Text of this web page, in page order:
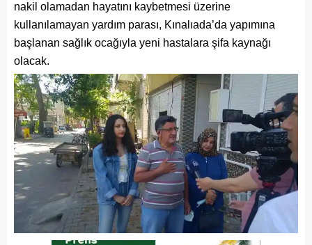
nakil olamadan hayatını kaybetmesi üzerine
kullanılamayan yardım parası, Kınalıada’da yapımına
başlanan sağlık ocağıyla yeni hastalara şifa kaynağı
olacak.